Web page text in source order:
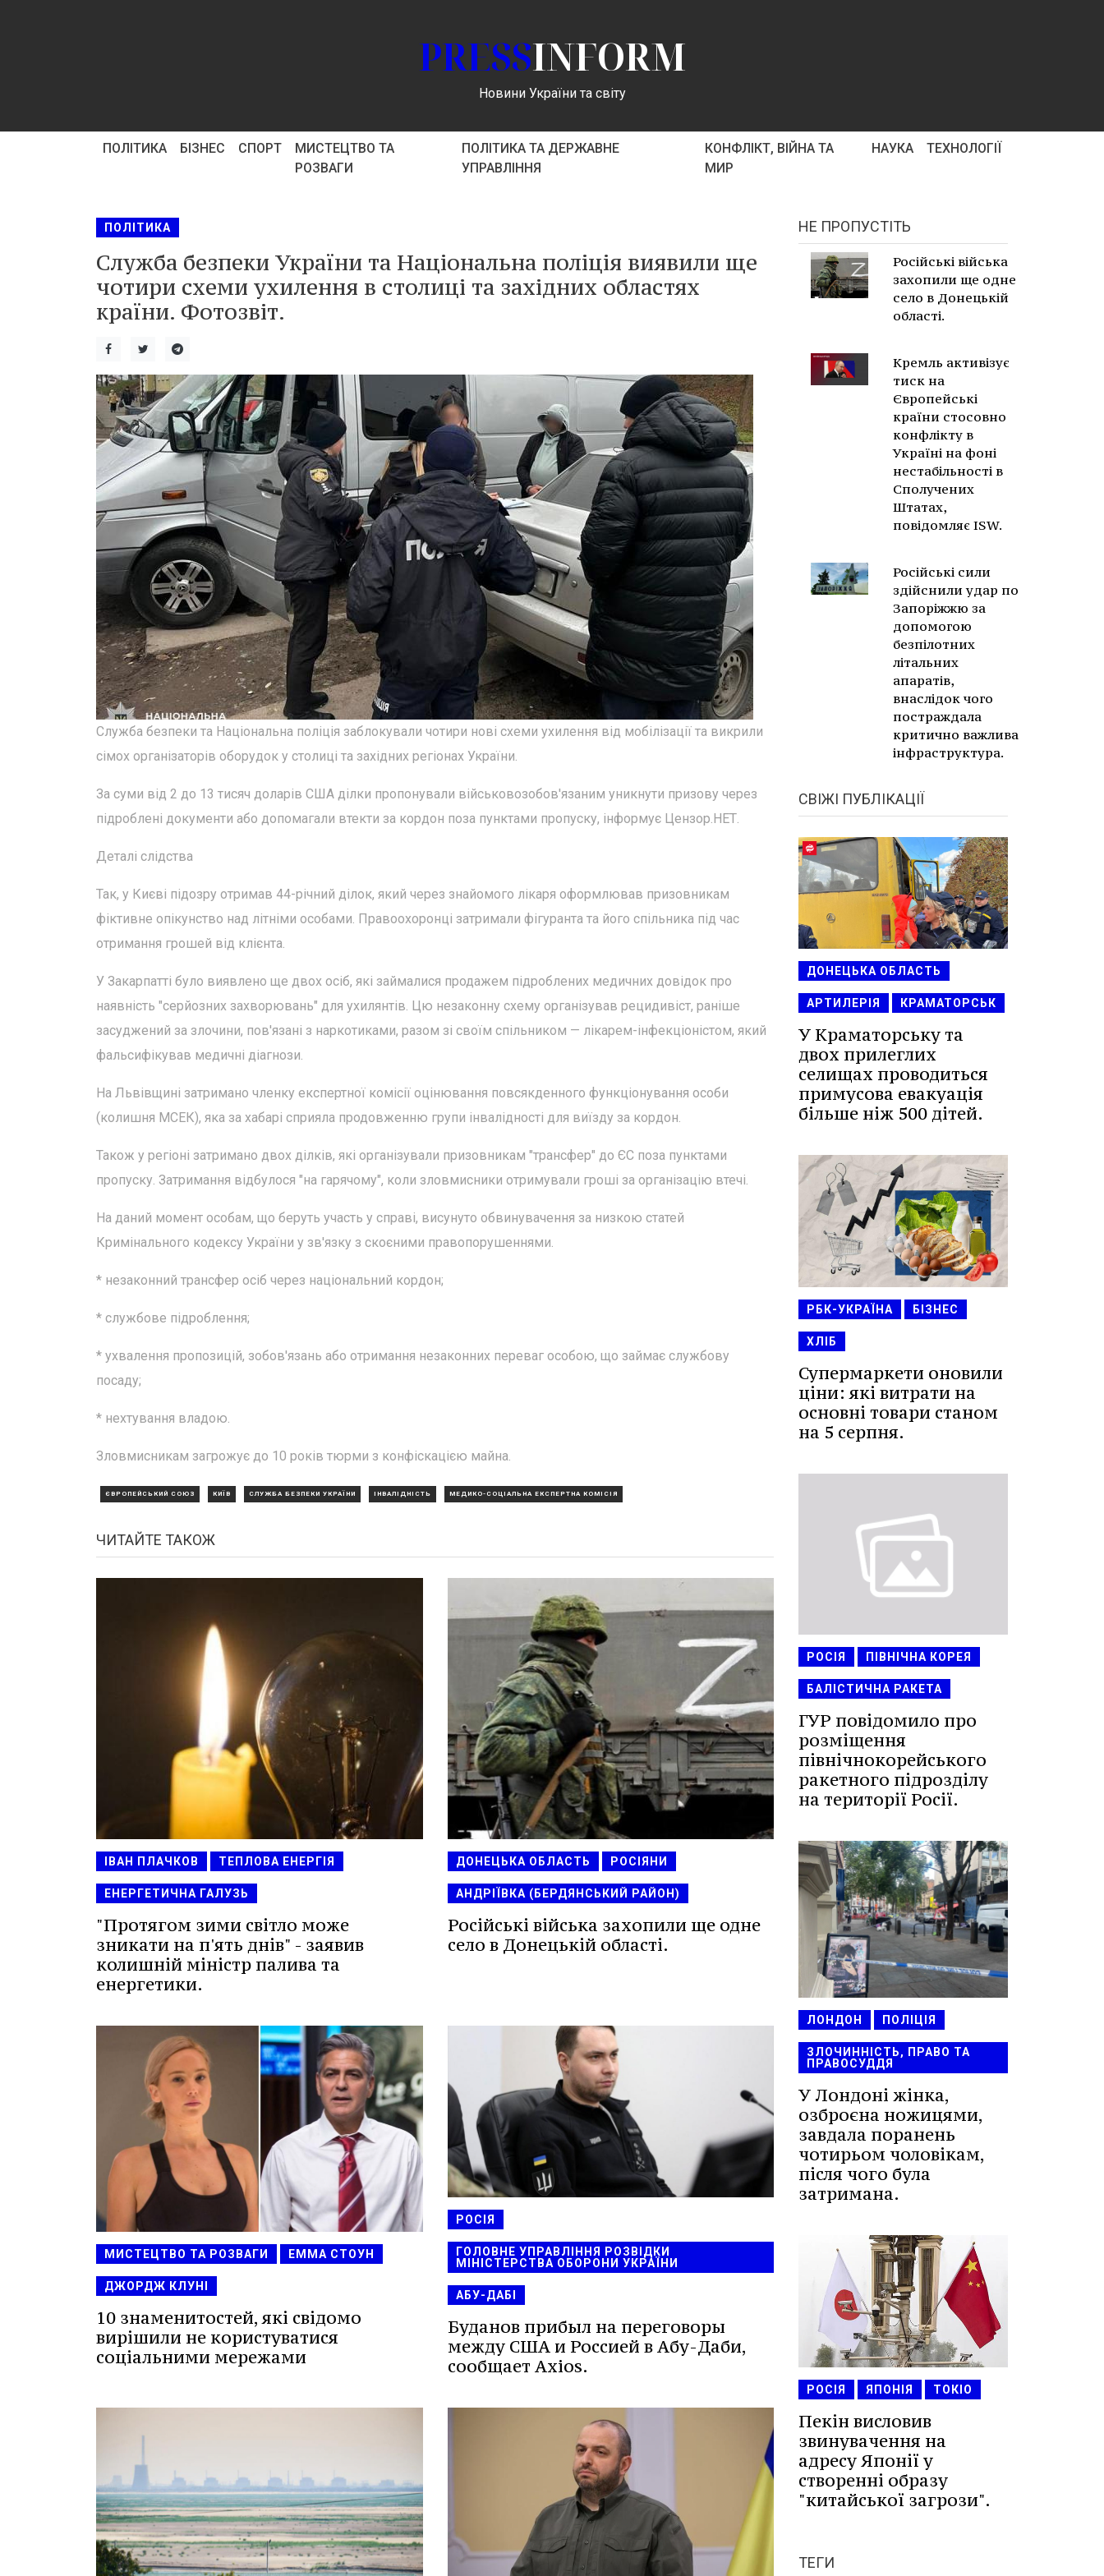
PRESSINFORM
Новини України та світу
ПОЛІТИКА БІЗНЕС СПОРТ
МИСТЕЦТВО ТА
РОЗВАГИ
ПОЛІТИКА ТА ДЕРЖАВНЕ
УПРАВЛІННЯ
КОНФЛІКТ, ВІЙНА ТА
МИР
НАУКА ТЕХНОЛОГІЇ
ПОЛІТИКА
Служба безпеки України та Національна поліція виявили ще
чотири схеми ухилення в столиці та західних областях
країни. Фотозвіт.
Служба безпеки та Національна поліція заблокували чотири нові схеми ухилення від мобілізації та викрили
сімох організаторів оборудок у столиці та західних регіонах України.
За суми від 2 до 13 тисяч доларів США ділки пропонували військовозобов'язаним уникнути призову через
підроблені документи або допомагали втекти за кордон поза пунктами пропуску, інформує Цензор.НЕТ.
Деталі слідства
Так, у Києві підозру отримав 44-річний ділок, який через знайомого лікаря оформлював призовникам
фіктивне опікунство над літніми особами. Правоохоронці затримали фігуранта та його спільника під час
отримання грошей від клієнта.
У Закарпатті було виявлено ще двох осіб, які займалися продажем підроблених медичних довідок про
наявність "серйозних захворювань" для ухилянтів. Цю незаконну схему організував рецидивіст, раніше
засуджений за злочини, пов'язані з наркотиками, разом зі своїм спільником — лікарем-інфекціоністом, який
фальсифікував медичні діагнози.
На Львівщині затримано членку експертної комісії оцінювання повсякденного функціонування особи
(колишня МСЕК), яка за хабарі сприяла продовженню групи інвалідності для виїзду за кордон.
Також у регіоні затримано двох ділків, які організували призовникам "трансфер" до ЄС поза пунктами
пропуску. Затримання відбулося "на гарячому", коли зловмисники отримували гроші за організацію втечі.
На даний момент особам, що беруть участь у справі, висунуто обвинувачення за низкою статей
Кримінального кодексу України у зв'язку з скоєними правопорушеннями.
* незаконний трансфер осіб через національний кордон;
* службове підроблення;
* ухвалення пропозицій, зобов'язань або отримання незаконних переваг особою, що займає службову
посаду;
* нехтування владою.
Зловмисникам загрожує до 10 років тюрми з конфіскацією майна.
ЄВРОПЕЙСЬКИЙ СОЮЗ КИЇВ СЛУЖБА БЕЗПЕКИ УКРАЇНИ ІНВАЛІДНІСТЬ МЕДИКО-СОЦІАЛЬНА ЕКСПЕРТНА КОМІСІЯ
ЧИТАЙТЕ ТАКОЖ
ІВАН ПЛАЧКОВ ТЕПЛОВА ЕНЕРГІЯ
ЕНЕРГЕТИЧНА ГАЛУЗЬ
"Протягом зими світло може
зникати на п'ять днів" - заявив
колишній міністр палива та
енергетики.
ДОНЕЦЬКА ОБЛАСТЬ РОСІЯНИ
АНДРІЇВКА (БЕРДЯНСЬКИЙ РАЙОН)
Російські війська захопили ще одне
село в Донецькій області.
МИСТЕЦТВО ТА РОЗВАГИ ЕММА СТОУН
ДЖОРДЖ КЛУНІ
10 знаменитостей, які свідомо
вирішили не користуватися
соціальними мережами
РОСІЯ
ГОЛОВНЕ УПРАВЛІННЯ РОЗВІДКИ
МІНІСТЕРСТВА ОБОРОНИ УКРАЇНИ
АБУ-ДАБІ
Буданов прибыл на переговоры
между США и Россией в Абу-Даби,
сообщает Axios.
НЕ ПРОПУСТІТЬ
Російські війська
захопили ще одне
село в Донецькій
області.
Кремль активізує
тиск на
Європейські
країни стосовно
конфлікту в
Україні на фоні
нестабільності в
Сполучених
Штатах,
повідомляє ISW.
Російські сили
здійснили удар по
Запоріжжю за
допомогою
безпілотних
літальних
апаратів,
внаслідок чого
постраждала
критично важлива
інфраструктура.
СВІЖІ ПУБЛІКАЦІЇ
ДОНЕЦЬКА ОБЛАСТЬ
АРТИЛЕРІЯ КРАМАТОРСЬК
У Краматорську та
двох прилеглих
селищах проводиться
примусова евакуація
більше ніж 500 дітей.
РБК-УКРАЇНА БІЗНЕС
ХЛІБ
Супермаркети оновили
ціни: які витрати на
основні товари станом
на 5 серпня.
РОСІЯ ПІВНІЧНА КОРЕЯ
БАЛІСТИЧНА РАКЕТА
ГУР повідомило про
розміщення
північнокорейського
ракетного підрозділу
на території Росії.
ЛОНДОН ПОЛІЦІЯ
ЗЛОЧИННІСТЬ, ПРАВО ТА
ПРАВОСУДДЯ
У Лондоні жінка,
озброєна ножицями,
завдала поранень
чотирьом чоловікам,
після чого була
затримана.
РОСІЯ ЯПОНІЯ ТОКІО
Пекін висловив
звинувачення на
адресу Японії у
створенні образу
"китайської загрози".
ТЕГИ